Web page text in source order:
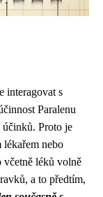
interagovat s
Paralenu
Proto je
lékařem nebo
včetně léků volně
a to předtím,